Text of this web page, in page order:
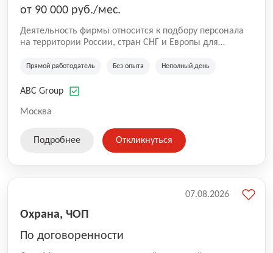
от 90 000 руб./мес.
Деятельность фирмы относится к подбору персонала
на территории России, стран СНГ и Европы для
культуре и развлечениям, информационным
Прямой работодатель Без опыта Неполный день
ABC Group
Москва
Подробнее Откликнуться
Охрана, ЧОП
По договоренности
07.08.2026